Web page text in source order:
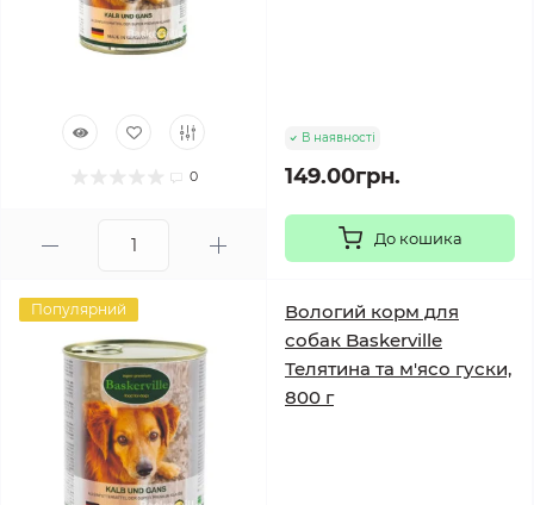
0
В наявності
149.00грн.
До кошика
Популярний
Вологий корм для
собак Baskerville
Телятина та м'ясо гуски,
800 г